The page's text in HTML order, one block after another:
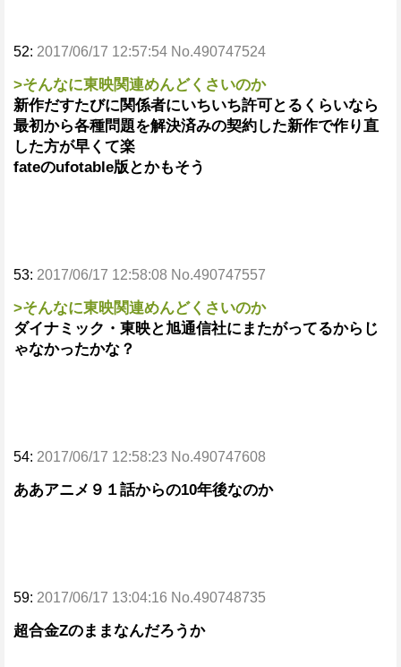
52: 2017/06/17 12:57:54 No.490747524
>そんなに東映関連めんどくさいのか
新作だすたびに関係者にいちいち許可とるくらいなら
最初から各種問題を解決済みの契約した新作で作り直
した方が早くて楽
fateのufotable版とかもそう
53: 2017/06/17 12:58:08 No.490747557
>そんなに東映関連めんどくさいのか
ダイナミック・東映と旭通信社にまたがってるからじ
ゃなかったかな？
54: 2017/06/17 12:58:23 No.490747608
ああアニメ９１話からの10年後なのか
59: 2017/06/17 13:04:16 No.490748735
超合金Zのままなんだろうか